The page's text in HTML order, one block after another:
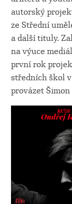
autorský
ze Střední
a další tituly.
na výuce
první rok
středních škol v
provázet